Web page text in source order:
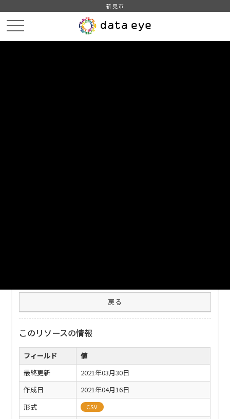
新見市
戻る
このリソースの情報
フィールド
値
最終更新
2021年03月30日
作成日
2021年04月16日
形式
CSV